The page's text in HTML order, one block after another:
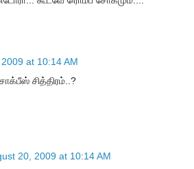
at 10:14 AM
சித்திரம்..?
20, 2009 at 10:14 AM